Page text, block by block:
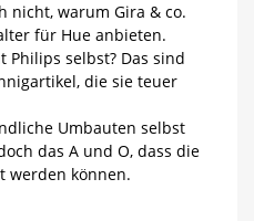
nicht, warum Gira & co.
für Hue anbieten.
Philips selbst? Das sind
die sie teuer
Umbauten selbst
das A und O, dass die
werden können.